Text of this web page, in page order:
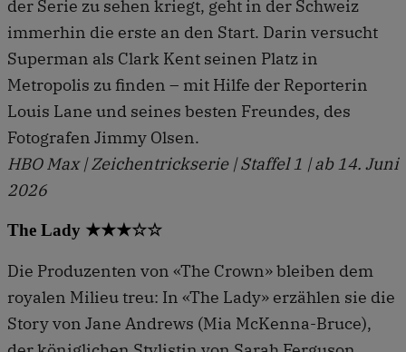
der Serie zu sehen kriegt, geht in der Schweiz
immerhin die erste an den Start. Darin versucht
Superman als Clark Kent seinen Platz in
Metropolis zu finden – mit Hilfe der Reporterin
Louis Lane und seines besten Freundes, des
Fotografen Jimmy Olsen.
HBO Max | Zeichentrickserie | Staffel 1 | ab 14. Juni
2026
The Lady ★★★☆☆
Die Produzenten von «The Crown» bleiben dem
royalen Milieu treu: In «The Lady» erzählen sie die
Story von Jane Andrews (Mia McKenna-Bruce),